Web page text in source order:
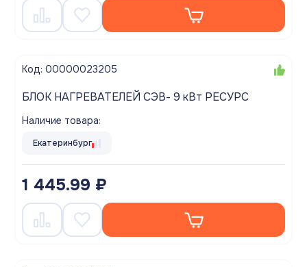
Код: 00000023205
БЛОК НАГРЕВАТЕЛЕЙ СЭВ- 9 кВт РЕСУРС
Наличие товара:
Екатеринбург
1 445.99 ₽